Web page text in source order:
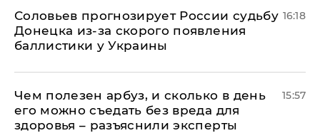
Соловьев прогнозирует России судьбу
Донецка из-за скорого появления
баллистики у Украины
16:18
Чем полезен арбуз, и сколько в день
его можно съедать без вреда для
здоровья – разъяснили эксперты
15:57